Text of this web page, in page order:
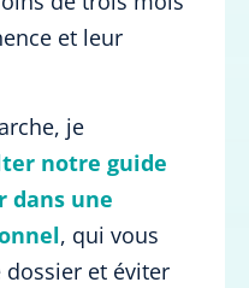
et leur
je
notre guide
dans une
, qui vous
et éviter